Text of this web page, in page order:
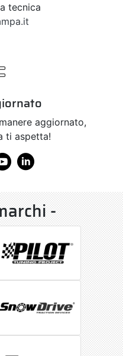
tecnica
aggiornato,
ti aspetta!
-